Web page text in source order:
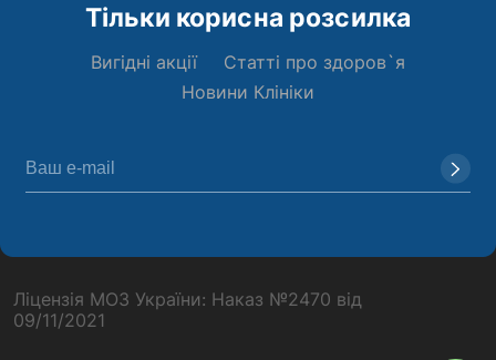
Тільки корисна розсилка
Вигідні акції
Статті про здоров`я
Новини Клініки
Ліцензія МОЗ України: Наказ №2470 від
09/11/2021